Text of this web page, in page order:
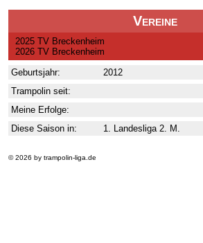
Vereine
2025 TV Breckenheim
2026 TV Breckenheim
Geburtsjahr:
2012
Trampolin seit:
Meine Erfolge:
Diese Saison in:
1. Landesliga 2. M.
© 2026 by trampolin-liga.de